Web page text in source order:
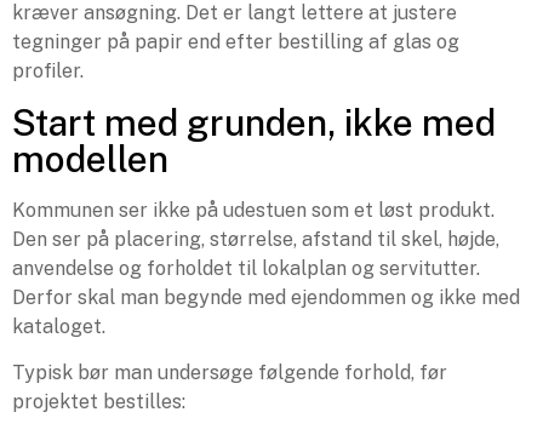
kræver ansøgning. Det er langt lettere at justere
tegninger på papir end efter bestilling af glas og
profiler.
Start med grunden, ikke med
modellen
Kommunen ser ikke på udestuen som et løst produkt.
Den ser på placering, størrelse, afstand til skel, højde,
anvendelse og forholdet til lokalplan og servitutter.
Derfor skal man begynde med ejendommen og ikke med
kataloget.
Typisk bør man undersøge følgende forhold, før
projektet bestilles: